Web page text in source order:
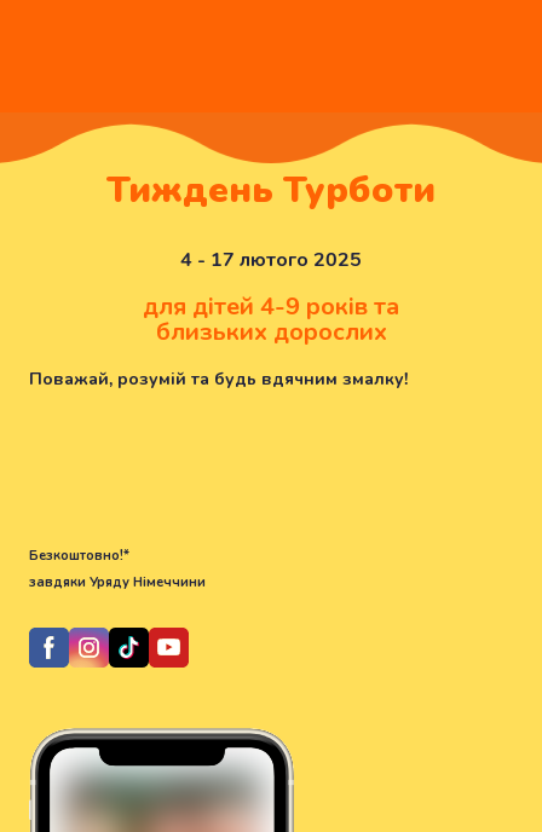
Тиждень Турботи
4 - 17 лютого 2025
для дітей 4-9 років та
близьких дорослих
Поважай, розумій та будь вдячним змалку!
Безкоштовно!*
завдяки Уряду Німеччини